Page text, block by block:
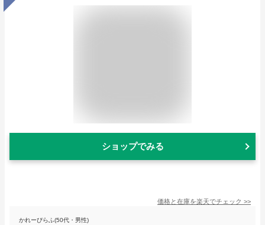
ショップでみる
価格と在庫を楽天でチェック >>
かれーぴらふ(50代・男性)